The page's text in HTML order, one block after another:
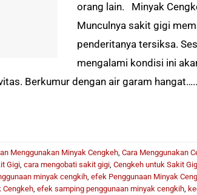
orang lain. Minyak
Munculnya sakit gigi
penderitanya tersiksa.
mengalami kondisi ini
Berkumur dengan air garam hangat…..
Menggunakan Minyak Cengkeh, Cara Menggunakan
Gigi, cara mengobati sakit gigi, Cengkeh untuk Sakit
minyak cengkih, efek Penggunaan Minyak
Cengkeh, efek samping penggunaan minyak cengkih,